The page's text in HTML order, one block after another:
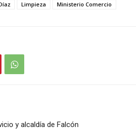
Limpieza Ministerio Comercio
y alcaldía de Falcón